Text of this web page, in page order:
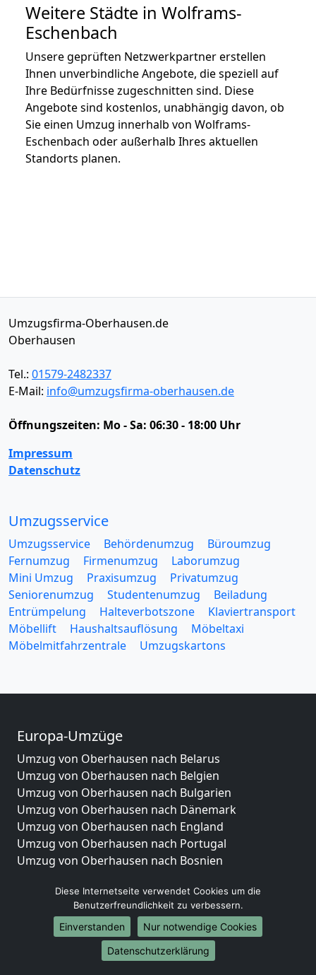
Weitere Städte in Wolframs-
Eschenbach
Unsere geprüften Netzwerkpartner erstellen
Ihnen unverbindliche Angebote, die speziell auf
Ihre Bedürfnisse zugeschnitten sind. Diese
Angebote sind kostenlos, unabhängig davon, ob
Sie einen Umzug innerhalb von Wolframs-
Eschenbach oder außerhalb Ihres aktuellen
Standorts planen.
Umzugsfirma-Oberhausen.de
Oberhausen
Tel.: 01579-2482337
E-Mail: info@umzugsfirma-oberhausen.de
Öffnungszeiten: Mo - Sa: 06:30 - 18:00 Uhr
Impressum
Datenschutz
Umzugsservice
Umzugsservice Behördenumzug
Büroumzug
Fernumzug
Firmenumzug
Laborumzug
Mini Umzug
Praxisumzug
Privatumzug
Seniorenumzug
Studentenumzug
Beiladung
Entrümpelung
Halteverbotszone
Klaviertransport
Möbellift
Haushaltsauflösung
Möbeltaxi
Möbelmitfahrzentrale
Umzugskartons
Europa-Umzüge
Umzug von Oberhausen nach Belarus
Umzug von Oberhausen nach Belgien
Umzug von Oberhausen nach Bulgarien
Umzug von Oberhausen nach Dänemark
Umzug von Oberhausen nach England
Umzug von Oberhausen nach Portugal
Umzug von Oberhausen nach Bosnien
Umzug von Oberhausen nach Irland
Umzug von Oberhausen nach Lettland
Umzug von Oberhausen nach Zypern
Umzug von Oberhausen nach Kroatien
Umzug von Oberhausen nach Estland
Diese Internetseite verwendet Cookies um die
Benutzerfreundlichkeit zu verbessern.
Einverstanden
Nur notwendige Cookies
Datenschutzerklärung